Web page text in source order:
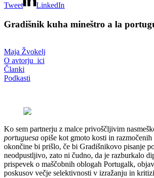
Tweet LinkedIn
Gradišnik kuha mineštro a la
Maja Žvokelj
O avtorju_ici
Članki
Podkasti
Ko sem partnerju z malce privoščljivim
portuguesa opiše kot gmoto kosti in
okončine bi prišlo, če bi Gradišnikovo pisanje
neodpustljivo, zato ni čudno, da je razburkalo
prispevek o maščobnih oblogah Portugalk,
poskusov večje selektivnosti v izražanju in